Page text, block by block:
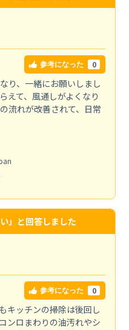
参考になった 0
り、一緒にお願いしまし
えて、風通しがよくなり
流れが改善されて、日常
」と回答しました
参考になった 0
キッチンの掃除は後回し
ンロまわりの油汚れやシ